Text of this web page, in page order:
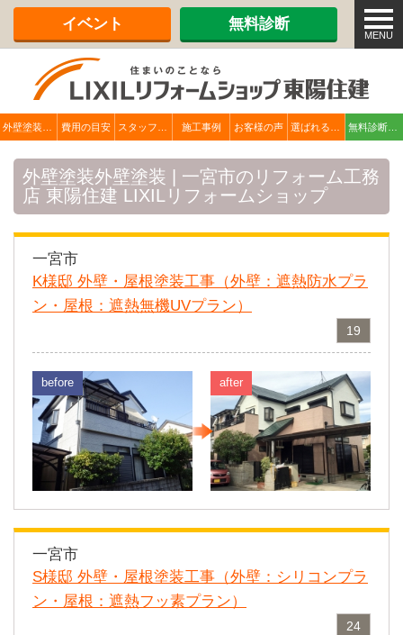
メ
ニ
ュ
MENU
イベント 無料診断
費用の目安 施工事例 お客様の声
外壁塗装外壁塗装 | 一宮市のリフォーム工務
店 東陽住建 LIXILリフォームショップ
一宮市
K様邸 外壁・屋根塗装工事（外壁：遮熱防水プラ
ン・屋根：遮熱無機UVプラン）
19
before after
一宮市
S様邸 外壁・屋根塗装工事（外壁：シリコンプラ
ン・屋根：遮熱フッ素プラン）
24